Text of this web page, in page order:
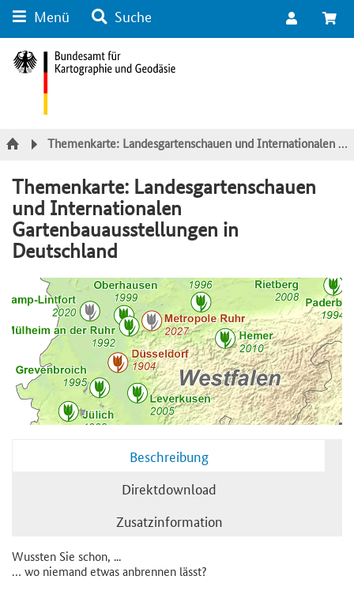
Kategorie Navigation
Menü Suche
Themenkarte: Landesgartenschauen und Internationalen Gartenbauausstellungen in Deutschland
Themenkarte: Landesgartenschauen
und Internationalen
Gartenbauausstellungen in
Deutschland
Beschreibung
Direktdownload
Zusatzinformation
Wussten Sie schon, ...
… wo niemand etwas anbrennen lässt?